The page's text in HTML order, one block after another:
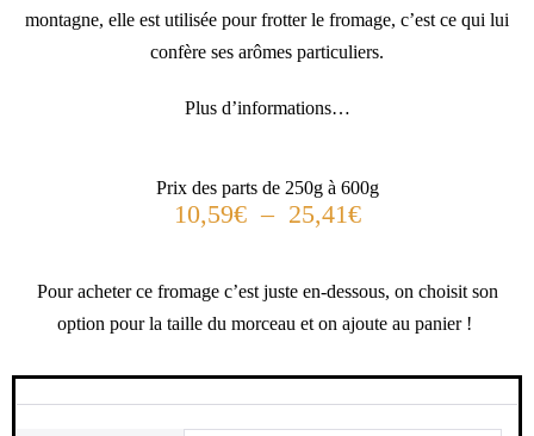
montagne, elle est utilisée pour frotter le fromage, c’est ce qui lui
confère ses arômes particuliers.
Plus d’informations…
Prix des parts de 250g à 600g
10,59€ – 25,41€
Pour acheter ce fromage c’est juste en-dessous, on choisit son
option pour la taille du morceau et on ajoute au panier !